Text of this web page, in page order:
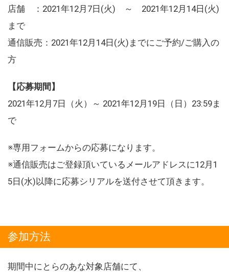
店舗 ：2021年12月7日(火) ～ 2021年12月14日(火)
まで
通信販売：2021年12月14日(火)までにご予約/ご購入の
方
【応募期間】
2021年12月7日（火）～ 2021年12月19日（日）23:59ま
で
※専用フォームからの応募になります。
※通信販売はご登録頂いているメールアドレスに12月1
5日(水)以降に応募シリアルを送付させて頂きます。
参加方法
期間中にとらのあな対象店舗にて、